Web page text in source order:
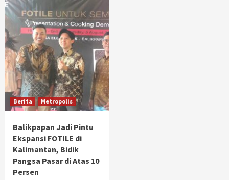
Berita Metropolis
Balikpapan Jadi Pintu
Ekspansi FOTILE di
Kalimantan, Bidik
Pangsa Pasar di Atas 10
Persen